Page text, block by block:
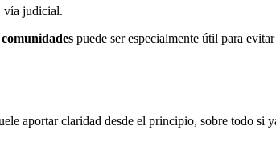
vía judicial.
puede ser especialmente útil para
aportar claridad desde el principio, sobre todo si